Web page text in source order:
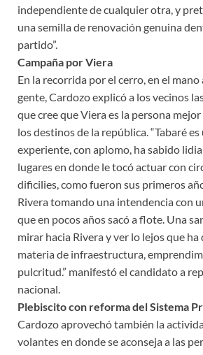
independiente de cualquier otra, y
una semilla de renovación genuina
partido”.
Campaña por Viera
En la recorrida por el cerro, en el mano
gente, Cardozo explicó a los vecinos
que cree que Viera es la persona
los destinos de la república. “Tabaré
experiente, con aplomo, ha sabido
lugares en donde le tocó actuar con
dificilies, como fueron sus primeros
Rivera tomando una intendencia con
que en pocos años sacó a flote. Una
mirar hacia Rivera y ver lo lejos que ha
materia de infraestructura,
pulcritud.” manifestó el candidato a
nacional.
Plebiscito con reforma del Sistema
Cardozo aprovechó también la
volantes en donde se aconseja a las